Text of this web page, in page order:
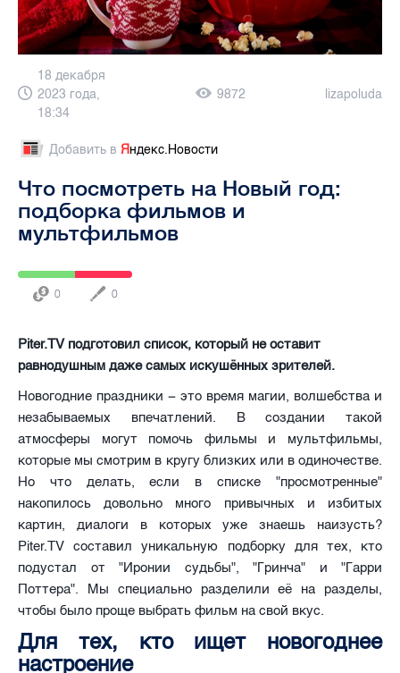
18 декабря
2023 года,
18:34
9872 lizapoluda
Добавить в Яндекс.Новости
Что посмотреть на Новый год:
подборка фильмов и
мультфильмов
0 0
Piter.TV подготовил список, который не оставит
равнодушным даже самых искушённых зрителей.
Новогодние праздники − это время магии, волшебства и
незабываемых впечатлений. В создании такой
атмосферы могут помочь фильмы и мультфильмы,
которые мы смотрим в кругу близких или в одиночестве.
Но что делать, если в списке "просмотренные"
накопилось довольно много привычных и избитых
картин, диалоги в которых уже знаешь наизусть?
Piter.TV составил уникальную подборку для тех, кто
подустал от "Иронии судьбы", "Гринча" и "Гарри
Поттера". Мы специально разделили её на разделы,
чтобы было проще выбрать фильм на свой вкус.
Для тех, кто ищет новогоднее
настроение